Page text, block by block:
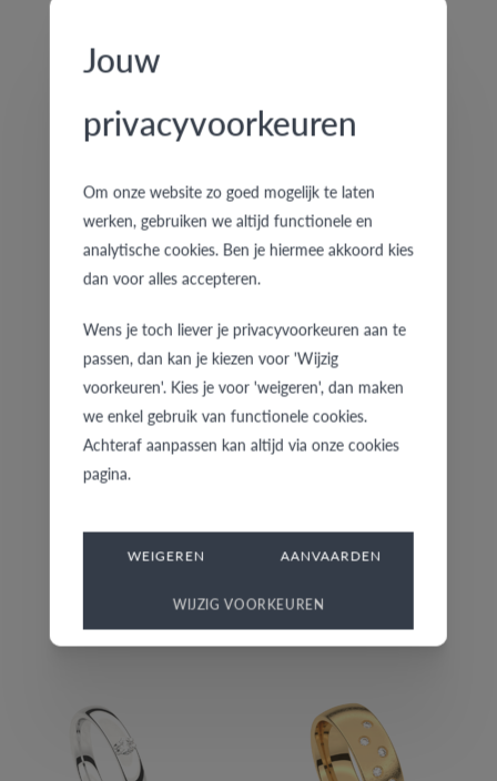
€ 1.789
€ 2.375
€ 2.322
€ 2.297
Jouw
privacyvoorkeuren
Om onze website zo goed mogelijk te laten
werken, gebruiken we altijd functionele en
analytische cookies. Ben je hiermee akkoord kies
dan voor alles accepteren.
Wens je toch liever je privacyvoorkeuren aan te
passen, dan kan je kiezen voor 'Wijzig
voorkeuren'. Kies je voor 'weigeren', dan maken
we enkel gebruik van functionele cookies.
Achteraf aanpassen kan altijd via onze cookies
pagina.
WEIGEREN AANVAARDEN
WIJZIG VOORKEUREN